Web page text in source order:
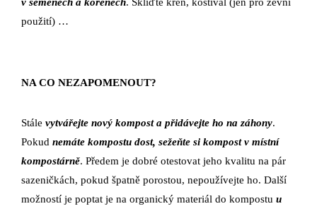
použití) …
NA CO NEZAPOMENOUT?
Stále vytvářejte nový kompost a přidávejte ho na záhony.
Pokud nemáte kompostu dost, sežeňte si kompost v místní
kompostárně. Předem je dobré otestovat jeho kvalitu na pár
sazeničkách, pokud špatně porostou, nepoužívejte ho. Další
možností je poptat je na organický materiál do kompostu u